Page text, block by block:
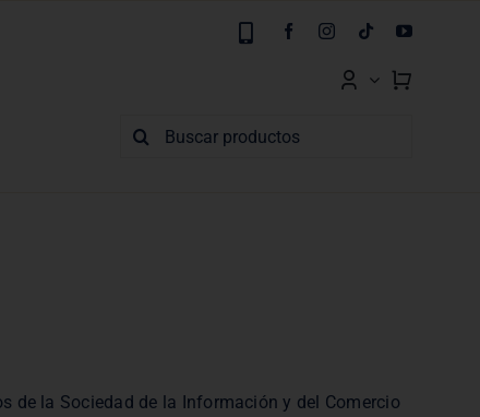
Buscar:
de la Sociedad de la Información y del Comercio